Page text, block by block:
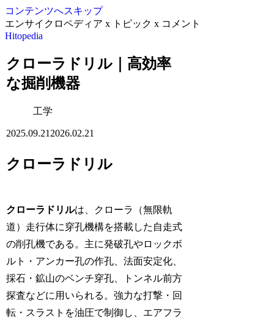
コンテンツへスキップ
エンサイクロペディア x トピック x コメント
Hitopedia
クローラドリル｜高効率
な掘削機器
工学
2025.09.21 2026.02.21
クローラドリル
クローラドリルは、クローラ（無限軌
道）走行体に穿孔機構を搭載した自走式
の削孔機である。主に発破孔やロックボ
ルト・アンカー孔の作孔、法面安定化、
採石・鉱山のベンチ穿孔、トンネル前方
探査などに用いられる。強力な打撃・回
転・スラストを油圧で制御し、エアフラ